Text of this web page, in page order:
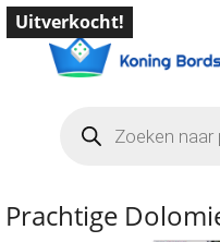
zoeken
Uitverkocht!
Prachtige